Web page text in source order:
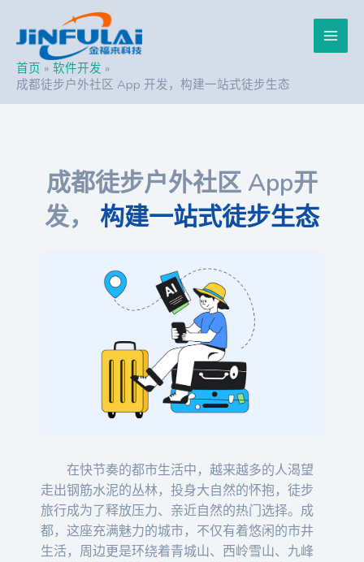
Main
首页
软件开发
成都徒步户外社区 App 开发，构建一站式徒步生态
成都徒步户外社区 App开
发，
构建一站式徒步生态
在快节奏的都市生活中，越来越多的人渴望
走出钢筋水泥的丛林，投身大自然的怀抱，徒步
旅行成为了释放压力、亲近自然的热门选择。成
都，这座充满魅力的城市，不仅有着悠闲的市井
生活，周边更是环绕着青城山、西岭雪山、九峰
navigation